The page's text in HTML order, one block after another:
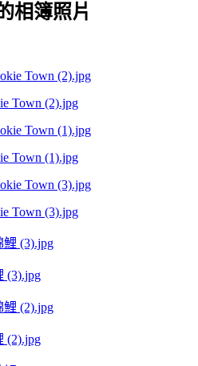
相簿照片
Town (2).jpg
Town (1).jpg
Town (3).jpg
(3).jpg
(2).jpg